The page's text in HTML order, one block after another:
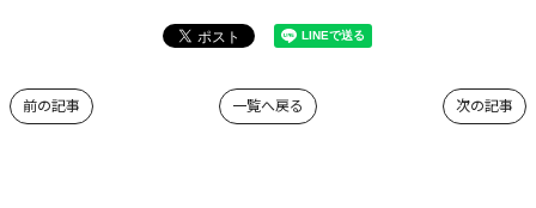
次の記事
一覧へ戻る
前の記事